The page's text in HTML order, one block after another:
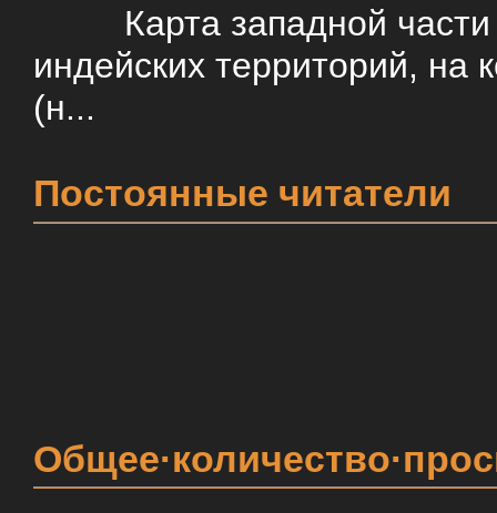
Карта западной
индейских территорий, на
(н...
Постоянные читатели